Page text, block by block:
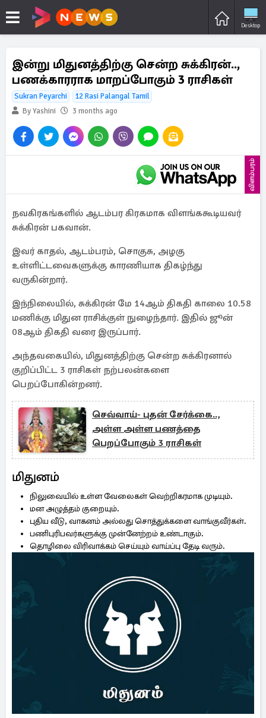
Desktop
இன்று மிதுனத்திற்கு சென்ற சுக்கிரன்..,
பணக்காரராக மாறப்போகும் 3 ராசிகள்
Sukran Peyarchi
12 Rasi Palangal Tamil
By Yashini
3 months ago
விளம்பரம்
நவகிரகங்களில் ஆடம்பர கிரகமாக விளங்ககூடியவர்
சுக்கிரன் பகவான்.
இவர் காதல், ஆடம்பரம், சொகுசு, அழகு
உள்ளிட்டவைகளுக்கு காரணியாக திகழ்ந்து
வருகின்றார்.
இந்நிலையில், சுக்கிரன் மே 14ஆம் திகதி காலை 10.58
மணிக்கு மிதுன ராசிக்குள் நுழைந்தார். இதில் ஜூன்
08ஆம் திகதி வரை இருப்பார்.
அந்தவகையில், மிதுனத்திற்கு சென்ற சுக்கிரனால்
குறிப்பிட்ட 3 ராசிகள் நற்பலன்களை
பெறப்போகின்றனர்.
செவ்வாய்- புதன் சேர்க்கை..,
அள்ள அள்ள பணத்தை
பெறப்போகும் 3 ராசிகள்
மிதுனம்
நிலுவையில் உள்ள வேலைகள் வெற்றிகரமாக முடியும்.
மன அழுத்தம் குறையும்.
புதிய வீடு, வாகனம் அல்லது சொத்துக்களை வாங்குவீர்கள்.
பணிபுரிபவர்களுக்கு முன்னேற்றம் உண்டாகும்.
தொழிலை விரிவாக்கம் செய்யும் வாய்ப்பு தேடி வரும்.